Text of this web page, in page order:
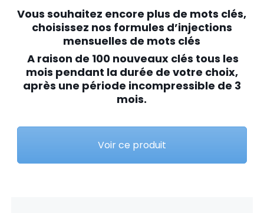
Vous souhaitez encore plus de mots clés,
choisissez nos formules d’injections
mensuelles de mots clés
A raison de 100 nouveaux clés tous les
mois pendant la durée de votre choix,
après une période incompressible de 3
mois.
Voir ce produit